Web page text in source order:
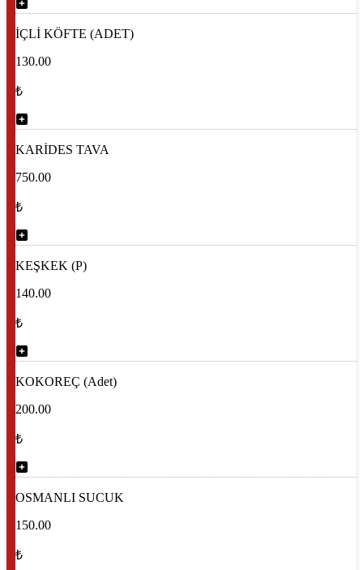
İÇLİ KÖFTE (ADET)
130.00
₺
KARİDES TAVA
750.00
₺
KEŞKEK (P)
140.00
₺
KOKOREÇ (Adet)
200.00
₺
OSMANLI SUCUK
150.00
₺